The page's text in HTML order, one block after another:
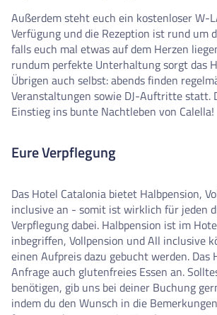
Außerdem steht euch ein kostenloser W-
Verfügung und die Rezeption ist rund um
falls euch mal etwas auf dem Herzen
rundum perfekte Unterhaltung sorgt das
Übrigen auch selbst: abends finden
Veranstaltungen sowie DJ-Auftritte statt.
Einstieg ins bunte Nachtleben von Calella!
Eure Verpflegung
Das Hotel Catalonia bietet Halbpension,
inclusive an - somit ist wirklich für jeden
Verpflegung dabei. Halbpension ist im
inbegriffen, Vollpension und All inclusive
einen Aufpreis dazu gebucht werden.
Anfrage auch glutenfreies Essen an.
benötigen, gib uns bei deiner Buchung
indem du den Wunsch in die